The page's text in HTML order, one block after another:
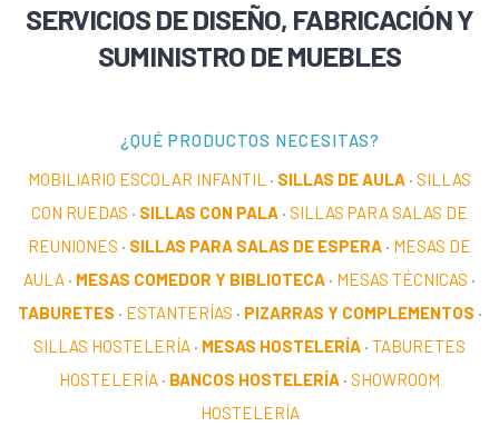
SERVICIOS DE DISEÑO, FABRICACIÓN Y
SUMINISTRO DE MUEBLES
¿QUÉ PRODUCTOS NECESITAS?
MOBILIARIO ESCOLAR INFANTIL · SILLAS DE AULA · SILLAS
CON RUEDAS · SILLAS CON PALA · SILLAS PARA SALAS DE
REUNIONES · SILLAS PARA SALAS DE ESPERA · MESAS DE
AULA · MESAS COMEDOR Y BIBLIOTECA · MESAS TÉCNICAS ·
TABURETES · ESTANTERÍAS · PIZARRAS Y COMPLEMENTOS ·
SILLAS HOSTELERÍA · MESAS HOSTELERÍA · TABURETES
HOSTELERÍA · BANCOS HOSTELERÍA · SHOWROOM
HOSTELERÍA